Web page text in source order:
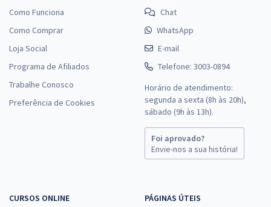
Como Funciona
Como Comprar
Loja Social
Programa de Afiliados
Trabalhe Conosco
Preferência de Cookies
Chat
WhatsApp
E-mail
Telefone: 3003-0894
Horário de atendimento:
segunda a sexta (8h às 20h),
sábado (9h às 13h).
Foi aprovado?
Envie-nos a sua história!
CURSOS ONLINE PÁGINAS ÚTEIS